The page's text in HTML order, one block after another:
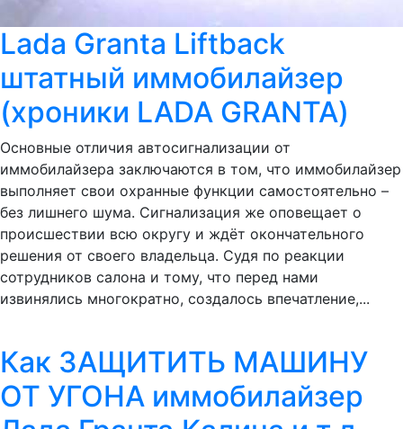
Lada Granta Liftback
штатный иммобилайзер
(хроники LADA GRANTA)
Основные отличия автосигнализации от
иммобилайзера заключаются в том, что иммобилайзер
выполняет свои охранные функции самостоятельно –
без лишнего шума. Сигнализация же оповещает о
происшествии всю округу и ждёт окончательного
решения от своего владельца. Судя по реакции
сотрудников салона и тому, что перед нами
извинялись многократно, создалось впечатление,...
Как ЗАЩИТИТЬ МАШИНУ
ОТ УГОНА иммобилайзер